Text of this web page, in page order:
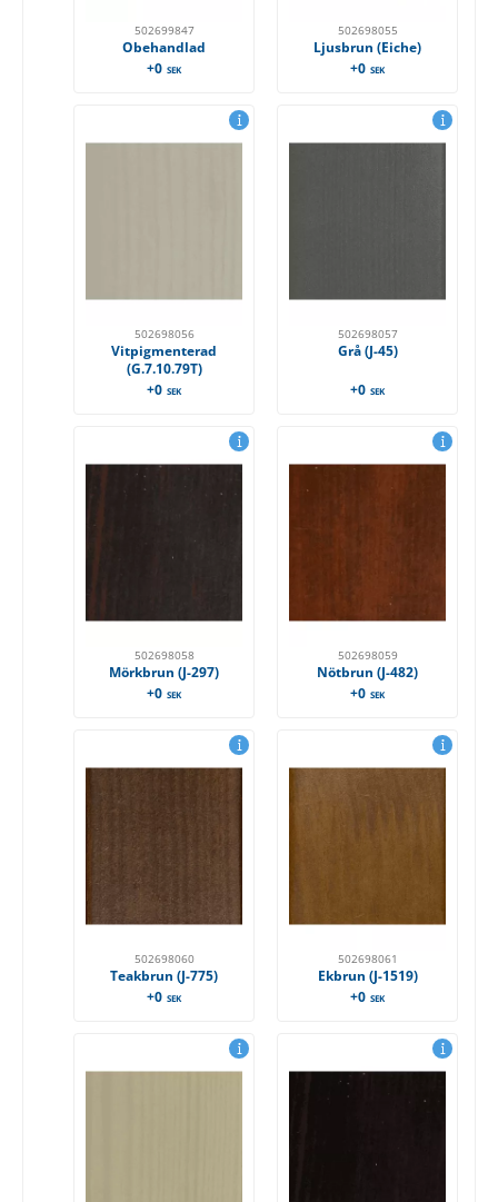
502699847
Obehandlad
+0 SEK
502698055
Ljusbrun (Eiche)
+0 SEK
502698056
Vitpigmenterad
(G.7.10.79T)
+0 SEK
502698057
Grå (J-45)
+0 SEK
502698058
Mörkbrun (J-297)
+0 SEK
502698059
Nötbrun (J-482)
+0 SEK
502698060
Teakbrun (J-775)
+0 SEK
502698061
Ekbrun (J-1519)
+0 SEK